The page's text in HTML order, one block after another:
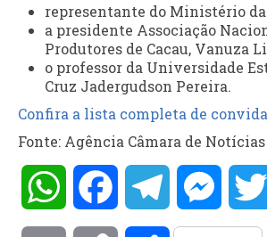
representante do Ministério
a presidente Associação
Produtores de Cacau, Vanuza
o professor da Universidade
Cruz Jadergudson Pereira.
Confira a lista completa de
Fonte: Agência Câmara de Notícias
WhatsAppFacebookTelegram